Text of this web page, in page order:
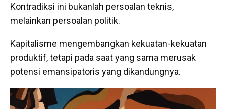
Kontradiksi ini bukanlah persoalan teknis,
melainkan persoalan politik.
Kapitalisme mengembangkan kekuatan-kekuatan
produktif, tetapi pada saat yang sama merusak
potensi emansipatoris yang dikandungnya.